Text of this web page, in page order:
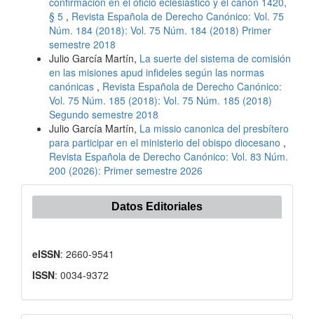
§ 5 , Revista Española de Derecho Canónico: Vol. 75
Núm. 184 (2018): Vol. 75 Núm. 184 (2018) Primer
semestre 2018
Julio García Martín, La suerte del sistema de comisión
en las misiones apud infideles según las normas
canónicas , Revista Española de Derecho Canónico:
Vol. 75 Núm. 185 (2018): Vol. 75 Núm. 185 (2018)
Segundo semestre 2018
Julio García Martín, La missio canonica del presbítero
para participar en el ministerio del obispo diocesano ,
Revista Española de Derecho Canónico: Vol. 83 Núm.
200 (2026): Primer semestre 2026
Datos Editoriales
eISSN: 2660-9541
ISSN: 0034-9372